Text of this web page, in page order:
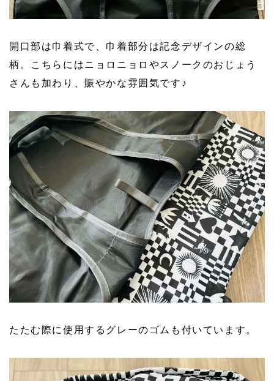
開口部は巾着式で、巾着部分は記念デザインの総
柄。こちらにはニョロニョロやスノークのおじょう
さんも加わり、賑やかな雰囲気です♪
たたむ際に使用するグレーのゴムも付いています。